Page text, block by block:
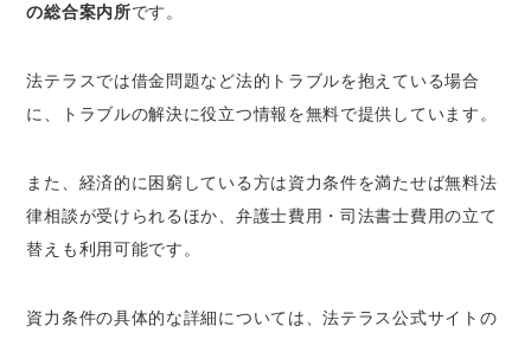
の総合案内所です。
法テラスでは借金問題など法的トラブルを抱えている場合
に、トラブルの解決に役立つ情報を無料で提供しています。
また、経済的に困窮している方は資力条件を満たせば無料法
律相談が受けられるほか、弁護士費用・司法書士費用の立て
替えも利用可能です。
資力条件の具体的な詳細については、法テラス公式サイトの